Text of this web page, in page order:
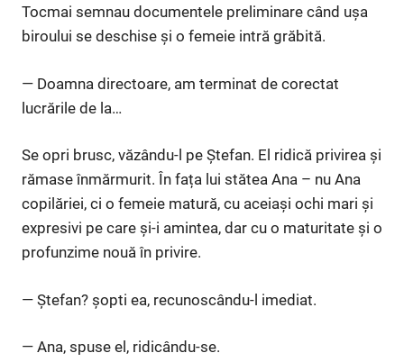
Tocmai semnau documentele preliminare când ușa
biroului se deschise și o femeie intră grăbită.
— Doamna directoare, am terminat de corectat
lucrările de la…
Se opri brusc, văzându-l pe Ștefan. El ridică privirea și
rămase înmărmurit. În fața lui stătea Ana – nu Ana
copilăriei, ci o femeie matură, cu aceiași ochi mari și
expresivi pe care și-i amintea, dar cu o maturitate și o
profunzime nouă în privire.
— Ștefan? șopti ea, recunoscându-l imediat.
— Ana, spuse el, ridicându-se.